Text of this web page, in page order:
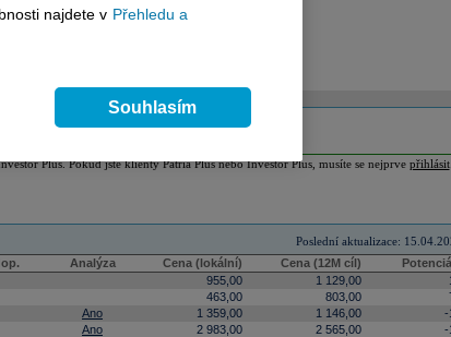
Plus. Pokud jste klienty Patria Plus nebo Investor Plus, musíte se nejprve přihlásit.
Poslední aktualizace:
Analýza Cena (lokální) Cena (12M cíl)
955,00 1 129,00
463,00 803,00
Ano 1 359,00 1 146,00
-
Ano 2 983,00 2 565,00
-
najdete v Přehledu a
Souhlasím